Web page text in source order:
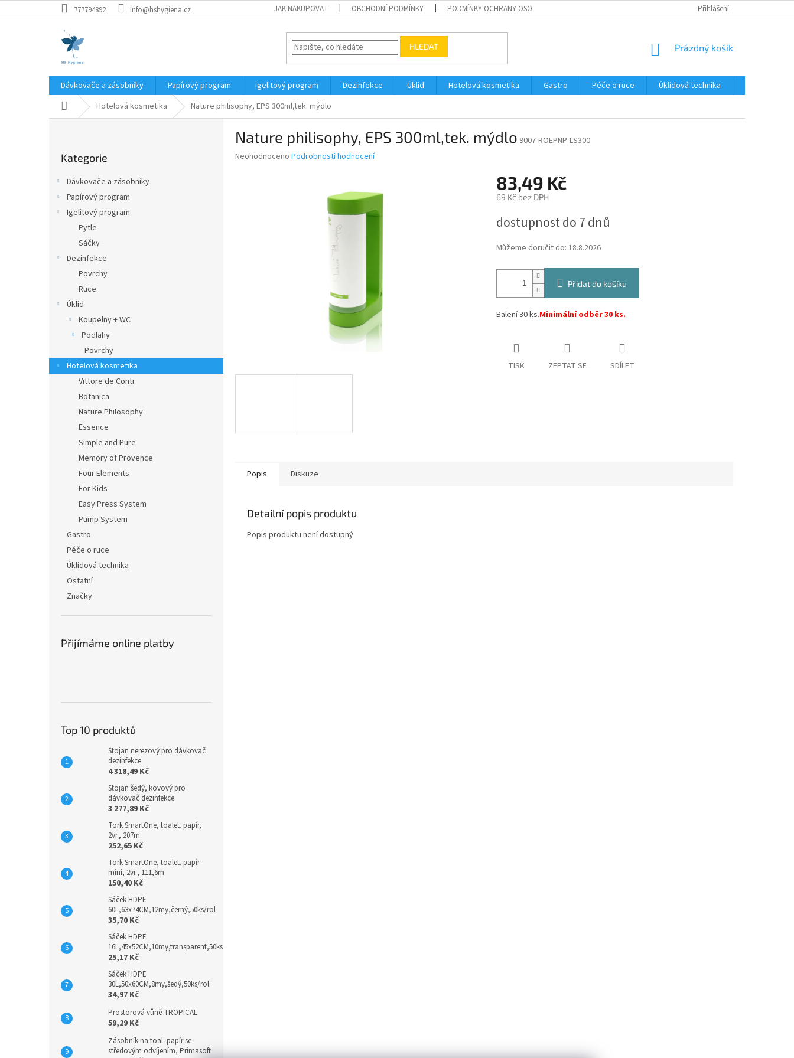
na
777794892 info@hshygiena.cz JAK NAKUPOVAT OBCHODNÍ PODMÍNKY PODMÍNKY OCHRANY OSOBNÍCH ÚDAJŮ Přihlášení
HLEDAT
NÁKUPNÍ
Prázdný košík
Dávkovače a zásobníky Papírový program Igelitový program Dezinfekce Úklid Hotelová kosmetika Gastro Péče o ruce Úklidová technika
Domů Hotelová kosmetika Nature philisophy, EPS 300ml,tek. mýdlo
kategorie
Kategorie
Dávkovače a zásobníky
Papírový program
Igelitový program
Pytle
Sáčky
Dezinfekce
Povrchy
Ruce
Úklid
Koupelny + WC
Podlahy
Povrchy
Hotelová kosmetika
Vittore de Conti
Botanica
Nature Philosophy
Essence
Simple and Pure
Memory of Provence
Four Elements
For Kids
Easy Press System
Pump System
Gastro
Péče o ruce
Úklidová technika
Ostatní
Značky
Přijímáme online platby
Top 10 produktů
Stojan nerezový pro dávkovač
dezinfekce
4 318,49 Kč
Stojan šedý, kovový pro
dávkovač dezinfekce
3 277,89 Kč
Tork SmartOne, toalet. papír,
2vr., 207m
252,65 Kč
Tork SmartOne, toalet. papír
mini, 2vr., 111,6m
150,40 Kč
Sáček HDPE
60L,63x74CM,12my,černý,50ks/rol
35,70 Kč
Sáček HDPE
16L,45x52CM,10my,transparent,50ks
25,17 Kč
Sáček HDPE
30L,50x60CM,8my,šedý,50ks/rol.
34,97 Kč
Prostorová vůně TROPICAL
59,29 Kč
Zásobník na toal. papír se
středovým odvíjením, Primasoft
Nature philisophy, EPS 300ml,tek. mýdlo 9007-ROEPNP-LS300
Průměrné
Neohodnoceno Podrobnosti hodnocení
83,49 Kč
69 Kč bez DPH
cena:
dostupnost do 7 dnů
Můžeme doručit do: 18.8.2026
Přidat do košíku
Balení 30 ks.Minimální odběr 30 ks.
TISK ZEPTAT SE SDÍLET
Popis Diskuze
Detailní popis produktu
Popis produktu není dostupný